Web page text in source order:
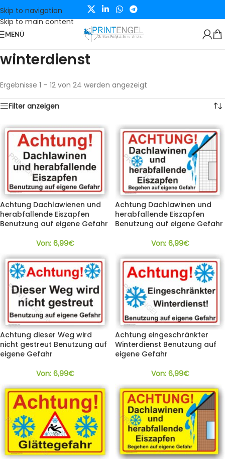
Skip to navigation
Skip to main content
MENÜ
winterdienst
Ergebnisse 1 – 12 von 24 werden angezeigt
Filter anzeigen
Achtung Dachlawienen und
herabfallende Eiszapfen
Benutzung auf eigene Gefahr
Von: 6,99€
Achtung Dachlawinen und
herabfallende Eiszapfen
Benutzung auf eigene Gefahr
Von: 6,99€
Achtung dieser Weg wird
nicht gestreut Benutzung auf
eigene Gefahr
Von: 6,99€
Achtung eingeschränkter
Winterdienst Benutzung auf
eigene Gefahr
Von: 6,99€